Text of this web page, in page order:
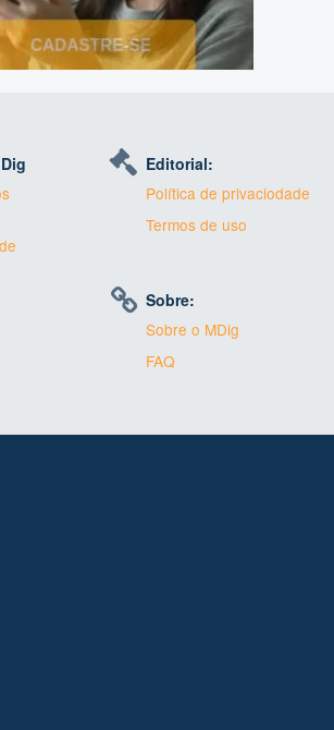
Editorial:
Política de privaciodade
Termos de uso
Sobre:
Sobre o MDig
FAQ